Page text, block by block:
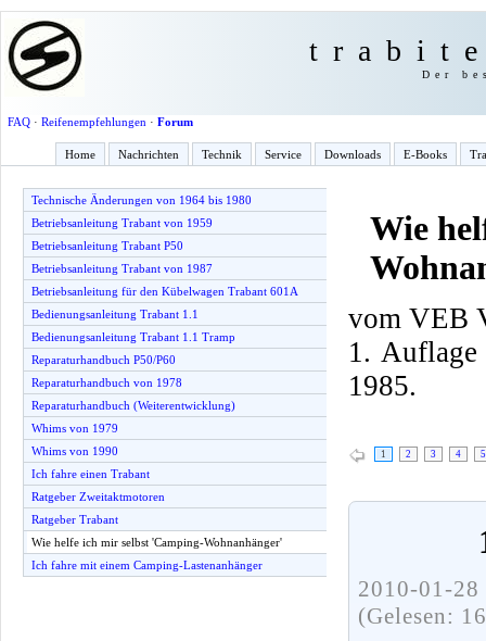
Der
FAQ· Reifenempfehlungen · Forum
Home Nachrichten Technik Service Downloads E-Books
Technische Änderungen von 1964 bis 1980
Betriebsanleitung Trabant von 1959
Betriebsanleitung Trabant P50
Betriebsanleitung Trabant von 1987
Betriebsanleitung für den Kübelwagen Trabant 601A
Bedienungsanleitung Trabant 1.1
Bedienungsanleitung Trabant 1.1 Tramp
Reparaturhandbuch P50/P60
Reparaturhandbuch von 1978
Reparaturhandbuch (Weiterentwicklung)
Whims von 1979
Whims von 1990
Ich fahre einen Trabant
Ratgeber Zweitaktmotoren
Ratgeber Trabant
Wie helfe ich mir selbst 'Camping-Wohnanhänger'
Ich fahre mit einem Camping-Lastenanhänger
Wie
vom VEB
1.
1985.
1 2 3 4 5
2010-01-
(Gelesen: